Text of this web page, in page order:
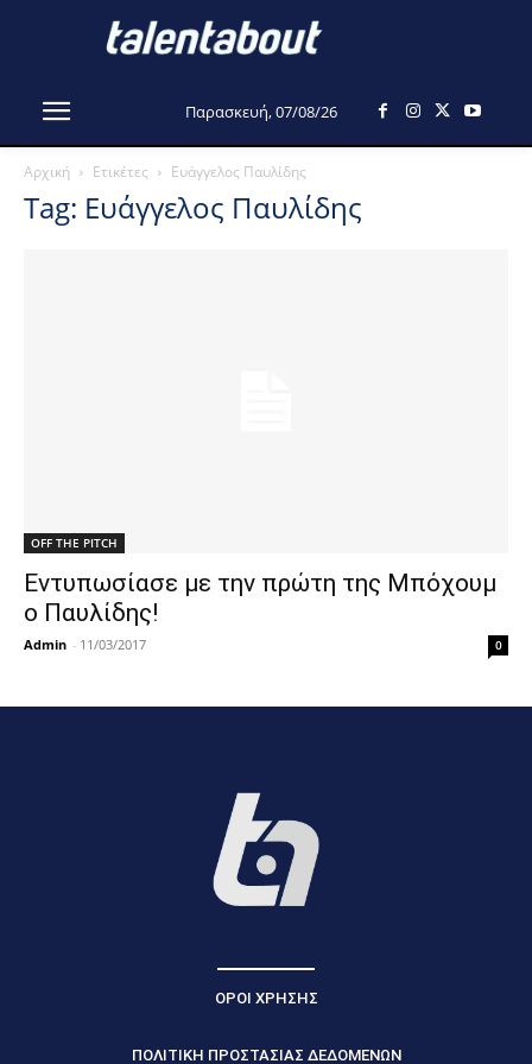
Παρασκευή, 07/08/26
Αρχική Ετικέτες Ευάγγελος Παυλίδης
Tag: Ευάγγελος Παυλίδης
OFF THE PITCH
Εντυπωσίασε με την πρώτη της Μπόχουμ
ο Παυλίδης!
Admin - 11/03/2017 0
ΟΡΟΙ ΧΡΗΣΗΣ
ΠΟΛΙΤΙΚΗ ΠΡΟΣΤΑΣΙΑΣ ΔΕΔΟΜΕΝΩΝ